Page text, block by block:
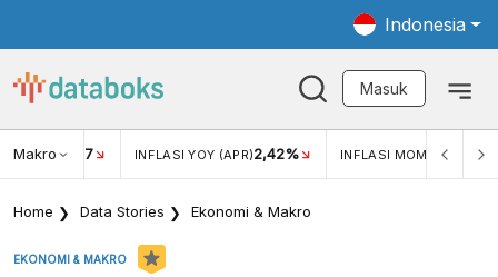
Indonesia
Masuk
Makro
USD/IDR 17 INFLASI YOY (APR)2,42% INFLASI MOM (MAR)
Home Data Stories Ekonomi & Makro
EKONOMI & MAKRO